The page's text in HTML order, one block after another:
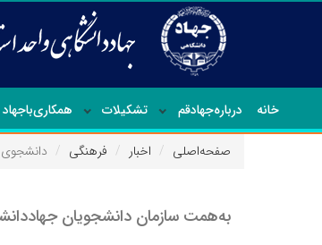
خانه درباره‌جهاد‌قم تشکیلات همکاری‌باجهاد
صفحه‌اصلی اخبار فرهنگی دانشجوی
به‌همت سازمان دانشجویان